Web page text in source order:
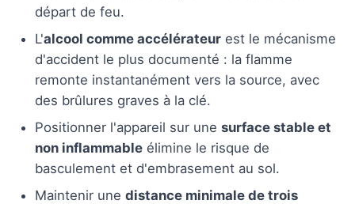
départ de feu.
L'alcool comme accélérateur est le mécanisme
d'accident le plus documenté : la flamme
remonte instantanément vers la source, avec
des brûlures graves à la clé.
Positionner l'appareil sur une surface stable et
non inflammable élimine le risque de
basculement et d'embrasement au sol.
Maintenir une distance minimale de trois